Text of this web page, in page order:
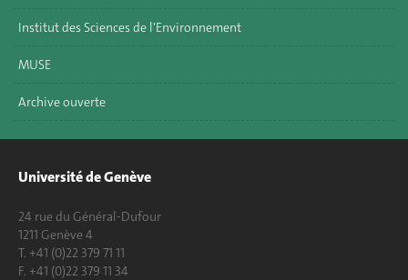
Institut des Sciences de l'Environnement
MUSE
Archive ouverte
Université de Genève
24 rue du Général-Dufour
1211 Genève 4
T. +41 (0)22 379 71 11
F. +41 (0)22 379 11 34